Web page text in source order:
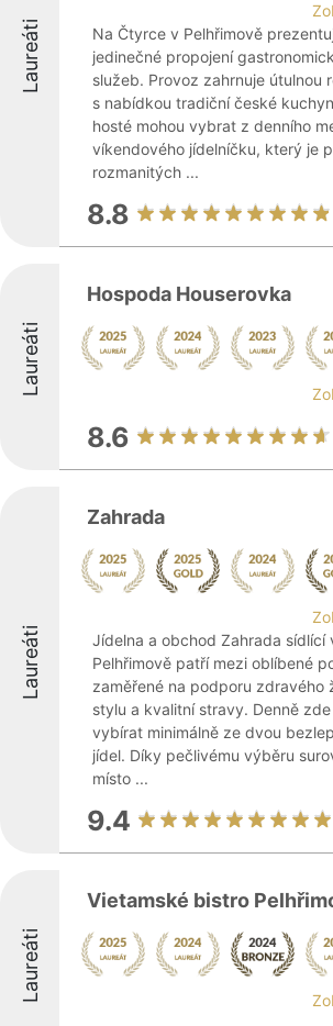
Laureáti
Na Čtyrce v Pelhřimově
jedinečné propojení
služeb. Provoz zahrnuje útulnou
s nabídkou tradiční české
hosté mohou vybrat z denního
víkendového jídelníčku, který je
rozmanitých ...
8.8
Laureáti
Hospoda Houserovka
8.6
Laureáti
Zahrada
Jídelna a obchod Zahrada sídlící
Pelhřimově patří mezi oblíbené
zaměřené na podporu zdravého
stylu a kvalitní stravy. Denně
vybírat minimálně ze dvou
jídel. Díky pečlivému výběru
místo ...
9.4
Laureáti
Vietamské bistro